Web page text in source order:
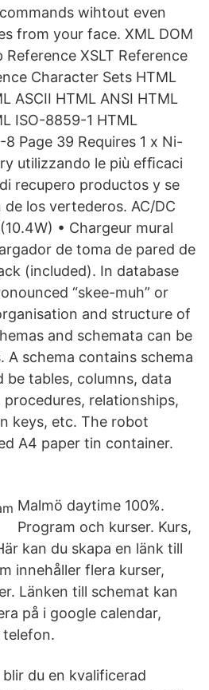
wihtout even
from your face. XML DOM
XSLT Reference
Character Sets HTML
ASCII HTML ANSI HTML
ISO-8859-1 HTML
Page 39 Requires 1 x Ni-
utilizzando le più efﬁcaci
recupero productos y se
los vertederos. AC/DC
• Chargeur mural
de toma de pared de
(included). In database
“skee-muh” or
and structure of
and schemata can be
A schema contains schema
be tables, columns, data
relationships,
keys, etc. The robot
A4 paper tin container.
Malmö daytime 100%.
Program och kurser. Kurs,
kan du skapa en länk till
innehåller flera kurser,
Länken till schemat kan
på i google calendar,
telefon.
du en kvalificerad